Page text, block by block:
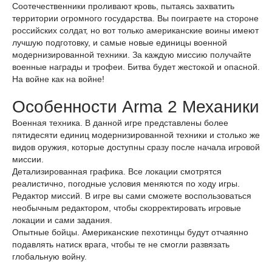
Соотечественники проливают кровь, пытаясь захватить
территории огромного государства. Вы поиграете на стороне
российских солдат, но вот только американские воины имеют
лучшую подготовку, и самые новые единицы военной
модернизированной техники. За каждую миссию получайте
военные награды и трофеи. Битва будет жестокой и опасной.
На войне как на войне!
Особенности Arma 2 Механики
Военная техника. В данной игре представлены более
пятидесяти единиц модернизированной техники и столько же
видов оружия, которые доступны сразу после начала игровой
миссии.
Детализированная графика. Все локации смотрятся
реалистично, погодные условия меняются по ходу игры.
Редактор миссий. В игре вы сами сможете воспользоваться
необычным редактором, чтобы скорректировать игровые
локации и сами задания.
Опытные бойцы. Американские пехотинцы будут отчаянно
подавлять натиск врага, чтобы те не смогли развязать
глобальную войну.